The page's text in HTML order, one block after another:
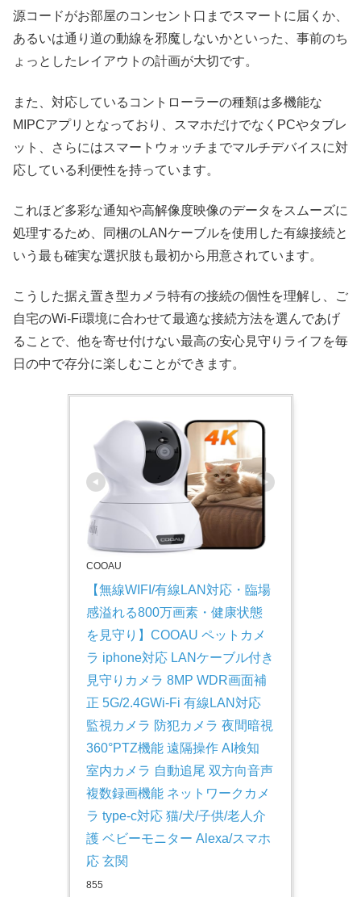
源コードがお部屋のコンセント口までスマートに届くか、
あるいは通り道の動線を邪魔しないかといった、事前のち
ょっとしたレイアウトの計画が大切です。
また、対応しているコントローラーの種類は多機能な
MIPCアプリとなっており、スマホだけでなくPCやタブレ
ット、さらにはスマートウォッチまでマルチデバイスに対
応している利便性を持っています。
これほど多彩な通知や高解像度映像のデータをスムーズに
処理するため、同梱のLANケーブルを使用した有線接続と
いう最も確実な選択肢も最初から用意されています。
こうした据え置き型カメラ特有の接続の個性を理解し、ご
自宅のWi-Fi環境に合わせて最適な接続方法を選んであげ
ることで、他を寄せ付けない最高の安心見守りライフを毎
日の中で存分に楽しむことができます。
COOAU
【無線WIFI/有線LAN対応・臨場
感溢れる800万画素・健康状態
を見守り】COOAU ペットカメ
ラ iphone対応 LANケーブル付き
見守りカメラ 8MP WDR画面補
正 5G/2.4GWi-Fi 有線LAN対応
監視カメラ 防犯カメラ 夜間暗視
360°PTZ機能 遠隔操作 AI検知
室内カメラ 自動追尾 双方向音声
複数録画機能 ネットワークカメ
ラ type-c対応 猫/犬/子供/老人介
護 ベビーモニター Alexa/スマホ
応 玄関
855